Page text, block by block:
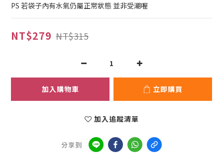
PS 若袋子內有水氣仍屬正常狀態 並非受潮喔
NT$279 NT$315
加入購物車 立即購買
加入追蹤清單
分享到